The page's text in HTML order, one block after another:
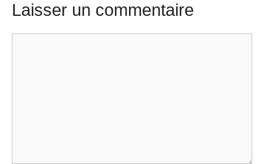
Laisser un commentaire